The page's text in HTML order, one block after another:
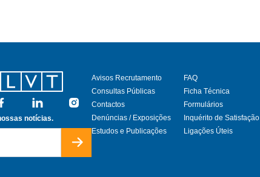
Facebook Linkedin
Instagram
notícias.
Avisos Recrutamento
Consultas Públicas
Contactos
Denúncias / Exposições
Estudos e Publicações
FAQ
Ficha Técnica
Formulários
Inquérito de Satisfação
Ligações Úteis